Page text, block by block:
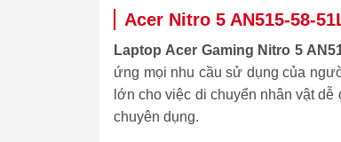
Acer Nitro 5 AN515-58-
Laptop Acer Gaming Nitro 5
ứng mọi nhu cầu sử dụng của
lớn cho việc di chuyển nhân vật
chuyên dụng.